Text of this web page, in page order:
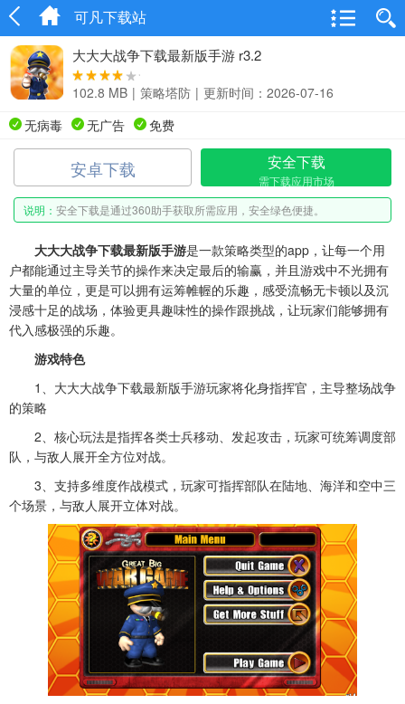
可凡下载站
大大大战争下载最新版手游 r3.2
102.8 MB | 策略塔防 | 更新时间：2026-07-16
无病毒
无广告 免费
安卓下载 安全下载
需下载应用市场
说明： 安全下载是通过360助手获取所需应用，安全绿色便捷。
大大大战争下载最新版手游是一款策略类型的app，让每一个用
户都能通过主导关节的操作来决定最后的输赢，并且游戏中不光拥有
大量的单位，更是可以拥有运筹帷幄的乐趣，感受流畅无卡顿以及沉
浸感十足的战场，体验更具趣味性的操作跟挑战，让玩家们能够拥有
代入感极强的乐趣。
游戏特色
1、大大大战争下载最新版手游玩家将化身指挥官，主导整场战争
的策略
2、核心玩法是指挥各类士兵移动、发起攻击，玩家可统筹调度部
队，与敌人展开全方位对战。
3、支持多维度作战模式，玩家可指挥部队在陆地、海洋和空中三
个场景，与敌人展开立体对战。